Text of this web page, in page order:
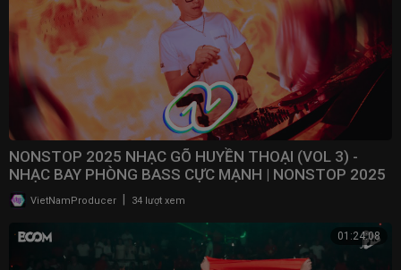
NONSTOP 2025 NHẠC GÕ HUYỀN THOẠI (VOL 3) -
NHẠC BAY PHÒNG BASS CỰC MẠNH | NONSTOP 2025
VINAHOUSE
VietNamProducer 34 lượt xem
01:24:08